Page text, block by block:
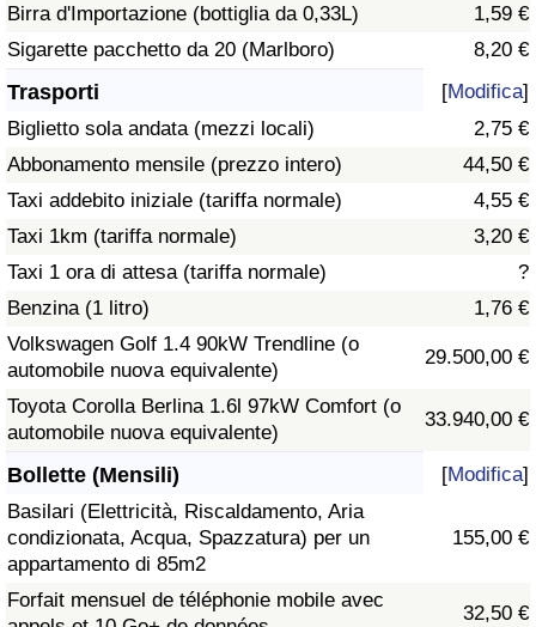
Birra d'Importazione (bottiglia da 0,33L)
1,59 €
Sigarette pacchetto da 20 (Marlboro)
8,20 €
Trasporti [Modifica]
Biglietto sola andata (mezzi locali)
2,75 €
Abbonamento mensile (prezzo intero)
44,50 €
Taxi addebito iniziale (tariffa normale)
4,55 €
Taxi 1km (tariffa normale)
3,20 €
Taxi 1 ora di attesa (tariffa normale)
?
Benzina (1 litro)
1,76 €
Volkswagen Golf 1.4 90kW Trendline (o
automobile nuova equivalente)
29.500,00 €
Toyota Corolla Berlina 1.6l 97kW Comfort (o
automobile nuova equivalente)
33.940,00 €
Bollette (Mensili) [Modifica]
Basilari (Elettricità, Riscaldamento, Aria
condizionata, Acqua, Spazzatura) per un
appartamento di 85m2
155,00 €
Forfait mensuel de téléphonie mobile avec
32,50 €
Indice del traffico (Corrente)
Indice del traffico per Nazione